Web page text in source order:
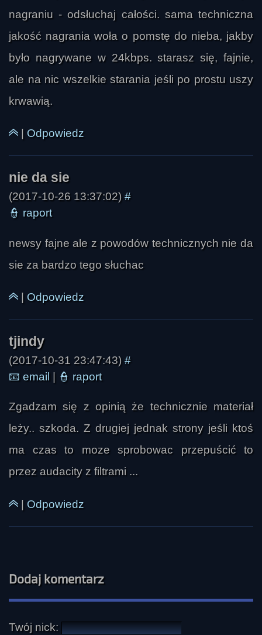
nagraniu - odsłuchaj całości. sama techniczna
jakość nagrania woła o pomstę do nieba, jakby
było nagrywane w 24kbps. starasz się, fajnie,
ale na nic wszelkie starania jeśli po prostu uszy
krwawią.
Odpowiedz
(2017-10-26 13:37:02) #
👮 raport
newsy fajne ale z powodów technicznych nie da
sie za bardzo tego słuchac
Odpowiedz
tjindy
(2017-10-31 23:47:43) #
📧 email | 👮 raport
Zgadzam się z opinią że technicznie materiał
leży.. szkoda. Z drugiej jednak strony jeśli ktoś
ma czas to moze sprobowac przepuścić to
przez audacity z filtrami ...
Odpowiedz
Dodaj komentarz
Twój nick: